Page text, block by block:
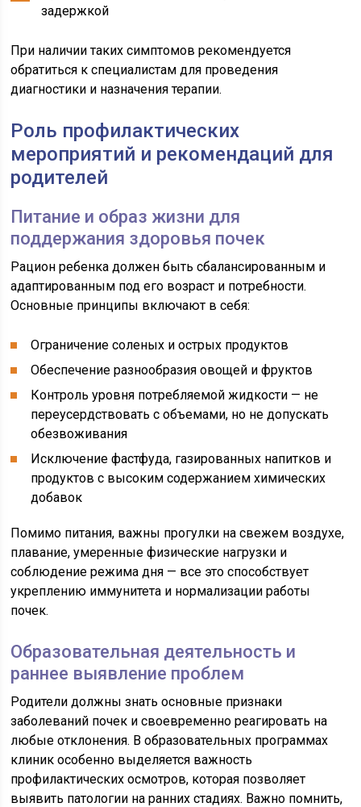
задержкой
При наличии таких симптомов рекомендуется
обратиться к специалистам для проведения
диагностики и назначения терапии.
Роль профилактических
мероприятий и рекомендаций для
родителей
Питание и образ жизни для
поддержания здоровья почек
Рацион ребенка должен быть сбалансированным и
адаптированным под его возраст и потребности.
Основные принципы включают в себя:
Ограничение соленых и острых продуктов
Обеспечение разнообразия овощей и фруктов
Контроль уровня потребляемой жидкости — не
переусердствовать с объемами, но не допускать
обезвоживания
Исключение фастфуда, газированных напитков и
продуктов с высоким содержанием химических
добавок
Помимо питания, важны прогулки на свежем воздухе,
плавание, умеренные физические нагрузки и
соблюдение режима дня — все это способствует
укреплению иммунитета и нормализации работы
почек.
Образовательная деятельность и
раннее выявление проблем
Родители должны знать основные признаки
заболеваний почек и своевременно реагировать на
любые отклонения. В образовательных программах
клиник особенно выделяется важность
профилактических осмотров, которая позволяет
выявить патологии на ранних стадиях. Важно помнить,